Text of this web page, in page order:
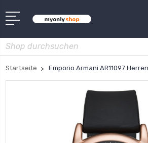
Suche
Startseite Emporio Armani AR11097